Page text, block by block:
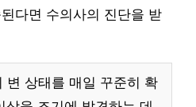
다면 수의사의 진단을 받
변 상태를 매일 꾸준히 확